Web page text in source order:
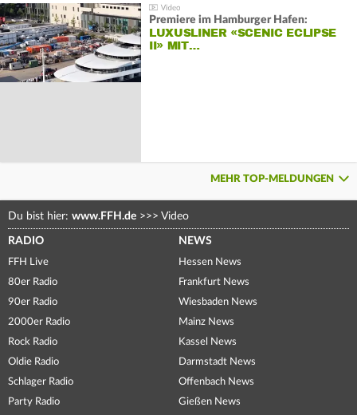
Premiere im Hamburger Hafen:
LUXUSLINER «SCENIC ECLIPSE
II» MIT…
MEHR TOP-MELDUNGEN
Du bist hier: www.FFH.de >>> Video
RADIO
FFH Live
80er Radio
90er Radio
2000er Radio
Rock Radio
Oldie Radio
Schlager Radio
Party Radio
NEWS
Hessen News
Frankfurt News
Wiesbaden News
Mainz News
Kassel News
Darmstadt News
Offenbach News
Gießen News